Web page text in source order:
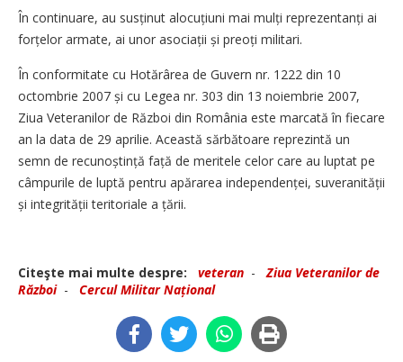
În continuare, au susținut alocuțiuni mai mulți reprezentanți ai
forțelor armate, ai unor asociații și preoți militari.
În conformitate cu Hotărârea de Guvern nr. 1222 din 10
octombrie 2007 și cu Legea nr. 303 din 13 noiembrie 2007,
Ziua Veteranilor de Război din România este marcată în fiecare
an la data de 29 aprilie. Această sărbătoare reprezintă un
semn de recunoștință față de meritele celor care au luptat pe
câmpurile de luptă pentru apărarea independenței, suveranității
și integrității teritoriale a țării.
Citeşte mai multe despre: veteran - Ziua Veteranilor de
Război- Cercul Militar Național